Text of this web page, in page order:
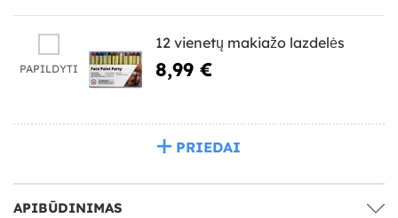
PAPILDYTI
12 vienetų makiažo lazdelės
8,99 €
PRIEDAI
APIBŪDINIMAS